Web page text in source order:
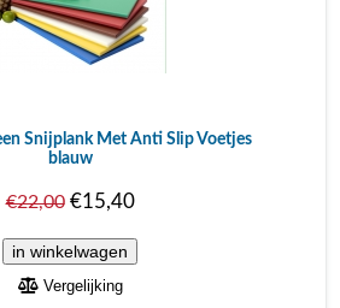
Snijplank Met Anti Slip Voetjes
blauw
€22,00€15,40
Vergelijking